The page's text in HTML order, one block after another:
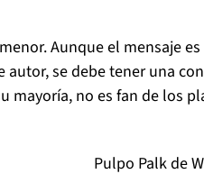
Aunque el mensaje
autor, se debe tener una
mayoría, no es fan de los
Pulpo Palk de